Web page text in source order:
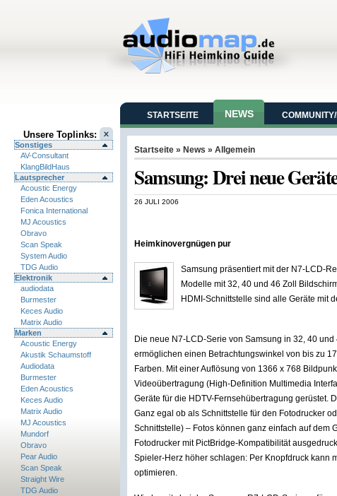
Unsere Toplinks:
Sonstiges
AV-Consultant
KlangBildHaus
Lautsprecher
Acoustic Energy
Eden Acoustics
Fonica International
MJ Acoustics
Obravo
Scan Speak
System Audio
TDG Audio
Elektronik
audiodata
Burmester
Keces Audio
Matrix Audio
Marken
Acoustic Energy
Akustik Schaumstoff
Audiodata
Burmester
Eden Acoustics
Keces Audio
Matrix Audio
MJ Acoustics
Mundorf
Obravo
Pear Audio
Scan Speak
Straight Wire
TDG Audio
STARTSEITE NEWS
Startseite » News » Allgemein
Samsung: Drei neue
26 JULI 2006
Heimkinovergnügen pur
Samsung präsentiert mit der N7-LCD-
Modelle mit 32, 40 und 46 Zoll
HDMI-Schnittstelle sind alle Geräte mit
Die neue N7-LCD-Serie von Samsung in 32, 40
ermöglichen einen Betrachtungswinkel von bis zu
Farben. Mit einer Auflösung von 1366 x 768
Videoübertragung (High-Definition Multimedia
Geräte für die HDTV-Fernsehübertragung gerüstet.
Ganz egal ob als Schnittstelle für den Fotodrucker
Schnittstelle) – Fotos können ganz einfach auf dem
Fotodrucker mit PictBridge-Kompatibilität
Spieler-Herz höher schlagen: Per Knopfdruck kann
optimieren.